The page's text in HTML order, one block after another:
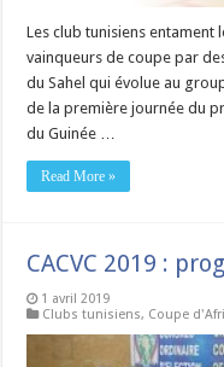
Les club tunisiens entament
vainqueurs de coupe par
du Sahel qui évolue au
de la première journée du
du Guinée …
Read More »
CACVC 2019 :
1 avril 2019
Clubs tunisiens, Coupe